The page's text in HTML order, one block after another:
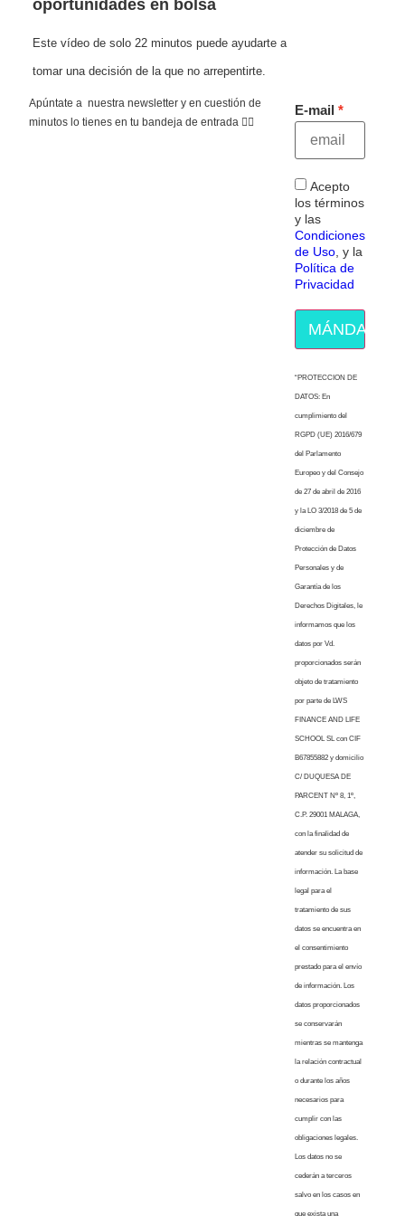
oportunidades en bolsa
Este vídeo de solo 22 minutos puede ayudarte a
tomar una decisión de la que no arrepentirte.
Apúntate a nuestra newsletter y en cuestión de
minutos lo tienes en tu bandeja de entrada 👇🏻
E-mail
Acepto
los términos
y las
Condiciones
de Uso, y la
Política de
Privacidad
MÁNDAME
“PROTECCION DE
DATOS: En
cumplimiento del
RGPD (UE) 2016/679
del Parlamento
Europeo y del Consejo
de 27 de abril de 2016
y la LO 3/2018 de 5 de
diciembre de
Protección de Datos
Personales y de
Garantía de los
Derechos Digitales, le
informamos que los
datos por Vd.
proporcionados serán
objeto de tratamiento
por parte de LWS
FINANCE AND LIFE
SCHOOL SL con CIF
B67855882 y domicilio
C/ DUQUESA DE
PARCENT Nº 8, 1º,
C.P. 29001 MALAGA,
con la finalidad de
atender su solicitud de
información. La base
legal para el
tratamiento de sus
datos se encuentra en
el consentimiento
prestado para el envío
de información. Los
datos proporcionados
se conservarán
mientras se mantenga
la relación contractual
o durante los años
necesarios para
cumplir con las
obligaciones legales.
Los datos no se
cederán a terceros
salvo en los casos en
que exista una